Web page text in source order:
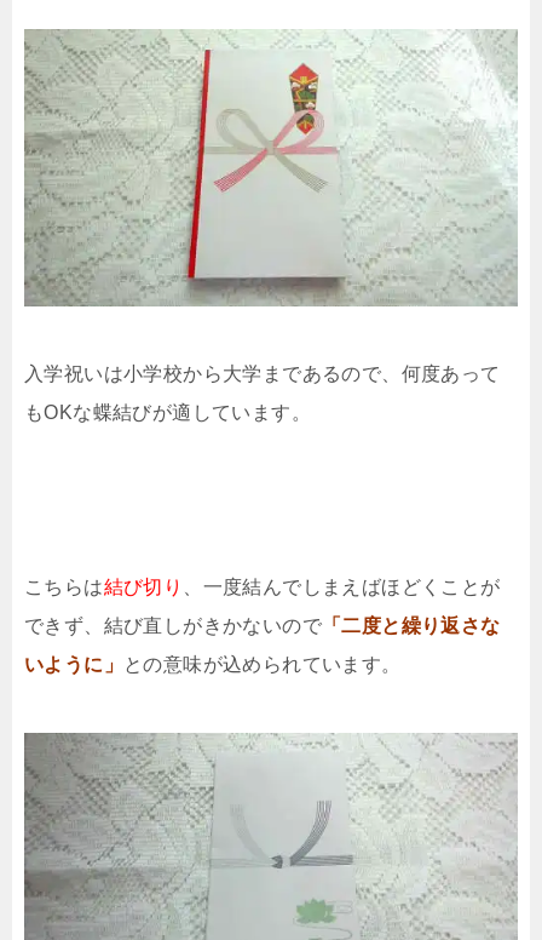
入学祝いは小学校から大学まであるので、何度あって
もOKな蝶結びが適しています。
こちらは結び切り 、一度結んでしまえばほどくことが
できず、結び直しがきかないので 「二度と繰り返さな
いように」 との意味が込められています。